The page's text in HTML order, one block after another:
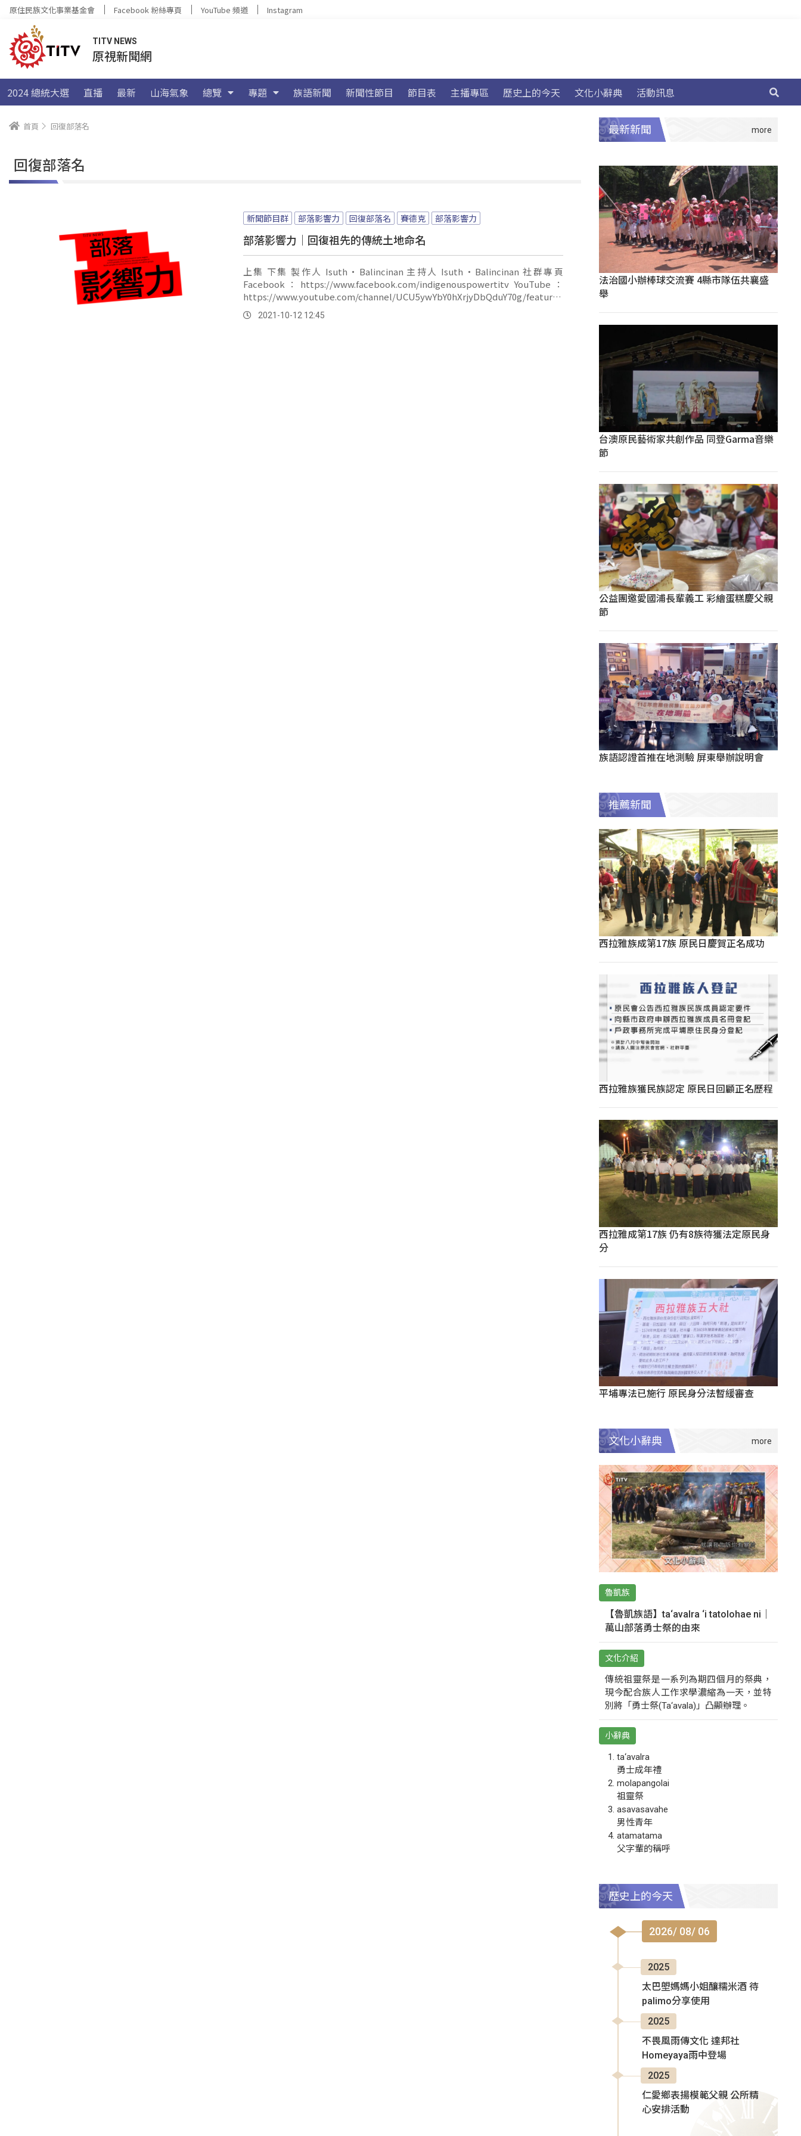
原住民族文化事業基金會 Facebook 粉絲專頁 YouTube 頻道 Instagram
TITV NEWS
原視新聞網
2024 總統大選 直播 最新 山海氣象 總覽 專題 族語新聞 新聞性節目 節目表 主播專區 歷史上的今天 文化小辭典 活動訊息
首頁 回復部落名
回復部落名
新聞節目群 部落影響力 回復部落名 賽德克 部落影響力
部落影響力｜回復祖先的傳統土地命名
上集 下集 製作人 Isuth・Balincinan 主持人 Isuth・Balincinan 社群專頁
Facebook：https://www.facebook.com/indigenouspowertitv YouTube：
https://www.youtube.com/channel/UCU5ywYbY0hXrjyDbQduY70g/featured
播出時間 首播：每周六、周日&nbsp;晚間...。
2021-10-12 12:45
最新新聞
法治國小辦棒球交流賽 4縣市隊伍共襄盛
舉
台澳原民藝術家共創作品 同登Garma音樂
節
公益團邀愛國浦長輩義工 彩繪蛋糕慶父親
節
族語認證首推在地測驗 屏東舉辦說明會
推薦新聞
西拉雅族成第17族 原民日慶賀正名成功
西拉雅族獲民族認定 原民日回顧正名歷程
西拉雅成第17族 仍有8族待獲法定原民身
分
平埔專法已施行 原民身分法暫緩審查
文化小辭典
魯凱族
【魯凱族語】ta‘avalra ‘i tatolohae ni｜
萬山部落勇士祭的由來
文化介紹
傳統祖靈祭是一系列為期四個月的祭典，
現今配合族人工作求學濃縮為一天，並特
別將「勇士祭(Ta‘avala)」凸顯辦理。
小辭典
ta‘avalra
勇士成年禮
molapangolai
祖靈祭
asavasavahe
男性青年
atamatama
父字輩的稱呼
歷史上的今天
2026/ 08/ 06
2025
太巴塱媽媽小姐釀糯米酒 待
palimo分享使用
2025
不畏風雨傳文化 達邦社
Homeyaya雨中登場
2025
仁愛鄉表揚模範父親 公所精
心安排活動